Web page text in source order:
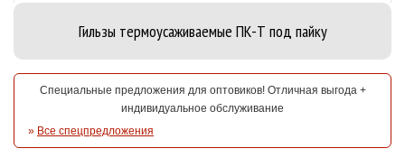
Гильзы термоусаживаемые ПК-Т под пайку
Специальные предложения для оптовиков! Отличная выгода +
индивидуальное обслуживание
» Все спецпредложения